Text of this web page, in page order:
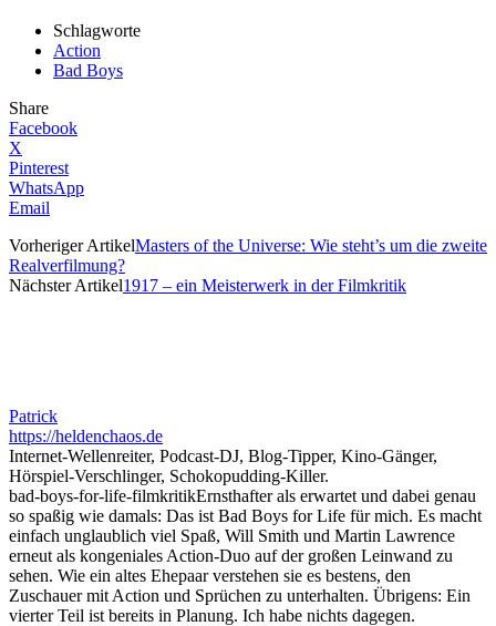
Schlagworte
Action
Bad Boys
Share
Facebook
X
Pinterest
WhatsApp
Email
Vorheriger ArtikelMasters of the Universe: Wie steht’s um die zweite
Realverfilmung?
Nächster Artikel1917 – ein Meisterwerk in der Filmkritik
Patrick
https://heldenchaos.de
Internet-Wellenreiter, Podcast-DJ, Blog-Tipper, Kino-Gänger,
Hörspiel-Verschlinger, Schokopudding-Killer.
bad-boys-for-life-filmkritikErnsthafter als erwartet und dabei genau
so spaßig wie damals: Das ist Bad Boys for Life für mich. Es macht
einfach unglaublich viel Spaß, Will Smith und Martin Lawrence
erneut als kongeniales Action-Duo auf der großen Leinwand zu
sehen. Wie ein altes Ehepaar verstehen sie es bestens, den
Zuschauer mit Action und Sprüchen zu unterhalten. Übrigens: Ein
vierter Teil ist bereits in Planung. Ich habe nichts dagegen.